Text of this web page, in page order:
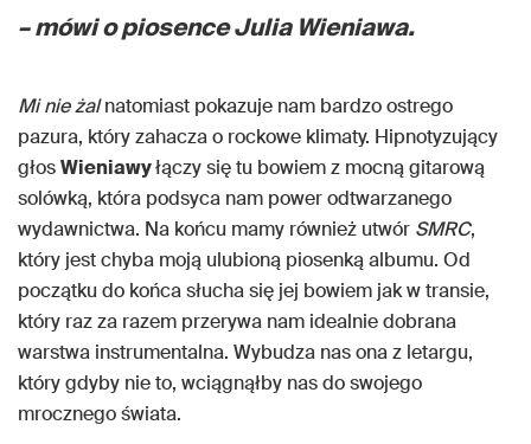
– mówi o piosence Julia Wieniawa.
Mi nie żalnatomiast pokazuje nam bardzo ostrego
pazura, który zahacza o rockowe klimaty. Hipnotyzujący
głosWieniawyłączy się tu bowiem z mocną gitarową
solówką, która podsyca nam power odtwarzanego
wydawnictwa. Na końcu mamy również utwór SMRC,
który jest chyba moją ulubioną piosenką albumu. Od
początku do końca słucha się jej bowiem jak w transie,
który raz za razem przerywa nam idealnie dobrana
warstwa instrumentalna. Wybudza nas ona z letargu,
który gdyby nie to, wciągnąłby nas do swojego
mrocznego świata.